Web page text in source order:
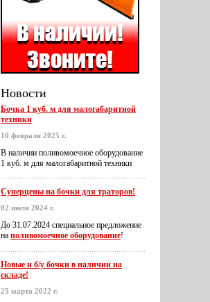
Новости
Бочка 1 куб. м для малогабаритной
техники
10 февраля 2025 г.
В наличии поливомоечное оборудование
1 куб. м для малогабаритной техники
Суперцены на бочки для траторов!
02 июля 2024 г.
До 31.07.2024 специальное предложение
на поливомоечное оборудование!
Новые и б/у бочки в наличии на
складе!
25 марта 2022 г.